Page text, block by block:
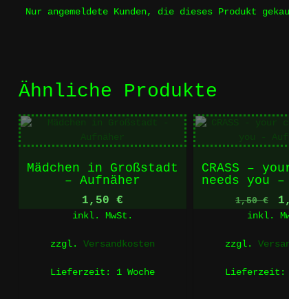
Nur angemeldete Kunden, die dieses Produkt
Ähnliche Produkte
Mädchen in Großstadt
– Aufnäher
1,50 €
inkl. MwSt.
zzgl. Versandkosten
Lieferzeit: 1 Woche
CRASS –
needs you
1,50€
inkl.
zzgl.
Lieferzeit: